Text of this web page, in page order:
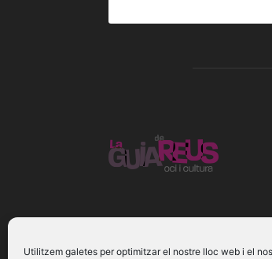
Utilitzem galetes per optimitzar el nostre lloc web i el